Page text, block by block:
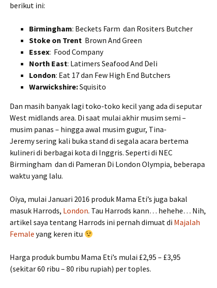
berikut ini:
Birmingham: Beckets Farm dan Rositers Butcher
Stoke on Trent Brown And Green
Essex: Food Company
North East: Latimers Seafood And Deli
London: Eat 17 dan Few High End Butchers
Warwickshire:Squisito
Dan masih banyak lagi toko-toko kecil yang ada di seputar
West midlands area. Di saat mulai akhir musim semi –
musim panas – hingga awal musim gugur, Tina-
Jeremy sering kali buka stand di segala acara bertema
kulineri di berbagai kota di Inggris. Seperti di NEC
Birmingham dan di Pameran Di London Olympia, beberapa
waktu yang lalu.
Oiya, mulai Januari 2016 produk Mama Eti’s juga bakal
masuk Harrods, London. Tau Harrods kann… hehehe… Nih,
artikel saya tentang Harrods ini pernah dimuat di Majalah
Female yang keren itu
Harga produk bumbu Mama Eti’s mulai £2,95 – £3,95
(sekitar 60 ribu – 80 ribu rupiah) per toples.